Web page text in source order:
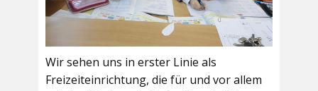
Wir sehen uns in erster Linie als
Freizeiteinrichtung, die für und vor allem